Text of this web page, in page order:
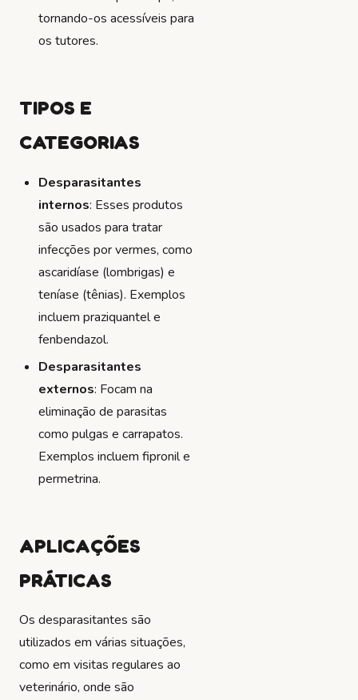
tornando-os acessíveis para
os tutores.
TIPOS E
CATEGORIAS
Desparasitantes
internos: Esses produtos
são usados para tratar
infecções por vermes, como
ascaridíase (lombrigas) e
teníase (tênias). Exemplos
incluem praziquantel e
fenbendazol.
Desparasitantes
externos: Focam na
eliminação de parasitas
como pulgas e carrapatos.
Exemplos incluem fipronil e
permetrina.
APLICAÇÕES
PRÁTICAS
Os desparasitantes são
utilizados em várias situações,
como em visitas regulares ao
veterinário, onde são